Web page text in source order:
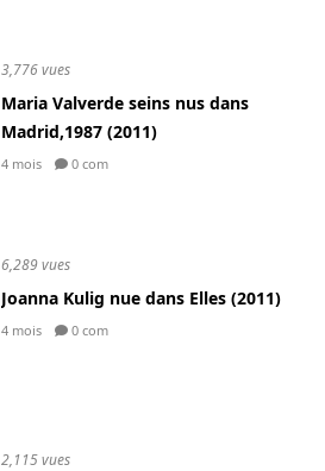
3,776 vues
Maria Valverde seins nus dans
Madrid,1987 (2011)
4 mois 0 com
6,289 vues
Joanna Kulig nue dans Elles (2011)
4 mois 0 com
2,115 vues